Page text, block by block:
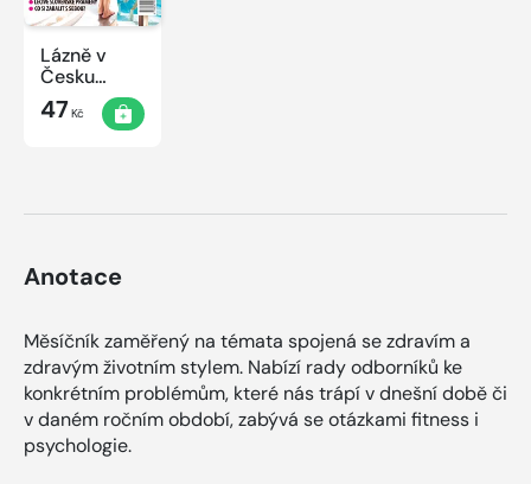
Lázně v
Česku
2020
47 Kč
Anotace
Měsíčník zaměřený na témata spojená se zdravím a
zdravým životním stylem. Nabízí rady odborníků ke
konkrétním problémům, které nás trápí v dnešní době či
v daném ročním období, zabývá se otázkami fitness i
psychologie.